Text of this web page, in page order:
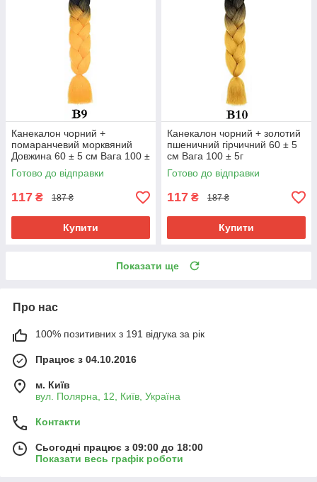
Канекалон чорний +
помаранчевий морквяний
Довжина 60 ± 5 см Вага 100 ±
5 г Термостійкий двоколірний
Jumbo
Готово до відправки
117 ₴ 187 ₴
Купити
Канекалон чорний + золотий
пшеничний гірчичний 60 ± 5
см Вага 100 ± 5г
Термостійкий двоколірний
Jumbo Braid
Готово до відправки
117 ₴ 187 ₴
Купити
Показати ще
Про нас
100% позитивних з 191 відгука за рік
Працює з 04.10.2016
м. Київ
вул. Полярна, 12, Київ, Україна
Контакти
Сьогодні працює з 09:00 до 18:00
Показати весь графік роботи